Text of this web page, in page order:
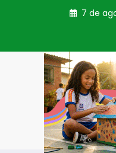
7 de
Tag:
Página